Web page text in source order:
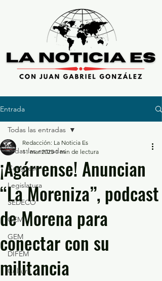
Entrada
Todas las entradas
Congreso
Legislatura
SEDECO
GEM
GEM
DIFEM
Cultura
Todas las entradas
¡Agárrense! Anuncian
“La Moreniza”, podcast
de Morena para
conectar con su
militancia
Redacción: La Noticia Es
11 mar 2025 1 min de lectura